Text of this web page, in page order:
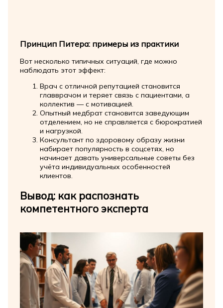
Принцип Питера: примеры из практики
Вот несколько типичных ситуаций, где можно
наблюдать этот эффект:
Врач с отличной репутацией становится
главврачом и теряет связь с пациентами, а
коллектив — с мотивацией.
Опытный медбрат становится заведующим
отделением, но не справляется с бюрократией
и нагрузкой.
Консультант по здоровому образу жизни
набирает популярность в соцсетях, но
начинает давать универсальные советы без
учёта индивидуальных особенностей
клиентов.
Вывод: как распознать
компетентного эксперта